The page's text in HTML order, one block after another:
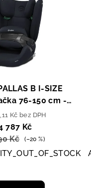
B I-SIZE
76-150 cm -
/ Navy Blue
Kč bez DPH
787 Kč
Kč
(–20 %)